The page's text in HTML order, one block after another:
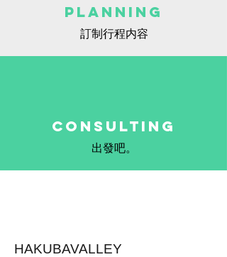
PLANNING
​訂制行程内容
Consulting
出發吧。
HAKUBAVALLEY